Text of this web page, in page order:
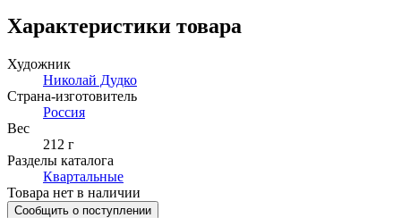
Характеристики товара
Художник
Николай Дудко
Страна-изготовитель
Россия
Вес
212 г
Разделы каталога
Квартальные
Товара нет в наличии
Сообщить о поступлении